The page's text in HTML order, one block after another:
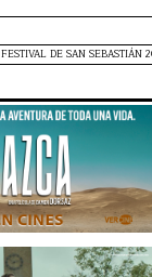
FESTIVAL DE SAN SEBASTIÁN